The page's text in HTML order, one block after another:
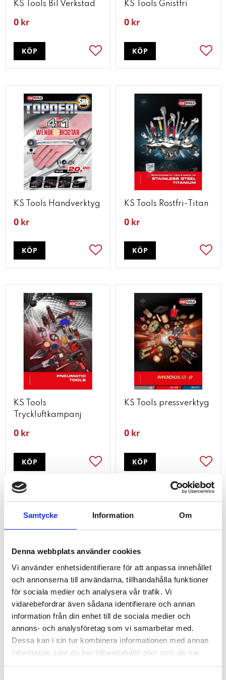
Samtycke Information Om
Denna webbplats använder cookies
Vi använder enhetsidentifierare för att anpassa innehållet
och annonserna till användarna, tillhandahålla funktioner
för sociala medier och analysera vår trafik. Vi
vidarebefordrar även sådana identifierare och annan
information från din enhet till de sociala medier och
annons- och analysföretag som vi samarbetar med.
Dessa kan i sin tur kombinera informationen med annan
information som du har tillhandahållit eller som de har
KS Tools Bil Verkstad
0 kr
Lägg till i favoriter
KÖP
KS Tools Gnistfri
0 kr
KÖP
KS Tools Handverktyg
0 kr
Lägg till i favoriter
KÖP
KS Tools Rostfri-Titan
0 kr
KÖP
KS Tools
Tryckluftkampanj
0 kr
Lägg till i favoriter
KÖP
KS Tools pressverktyg
0 kr
KÖP
KS Tools sortiment
0kr
Lägg till i favoriter
Kidsline
0kr